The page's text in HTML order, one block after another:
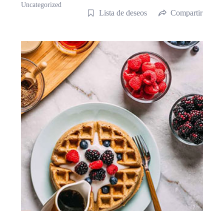
Uncategorized
Lista de deseos Compartir